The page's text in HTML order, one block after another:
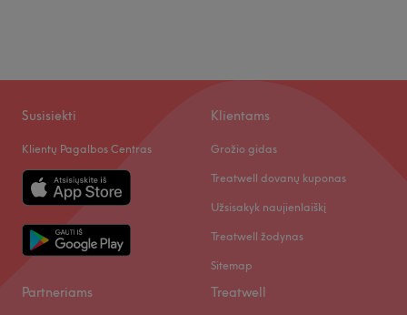
Susisiekti
Klientų Pagalbos Centras
Klientams
Grožio gidas
Treatwell dovanų kuponas
Užsisakyk naujienlaiškį
Treatwell žodynas
Sitemap
Partneriams Treatwell